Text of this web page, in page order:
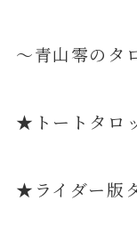
～青山零のタ
★トートタロ
★ライダー版